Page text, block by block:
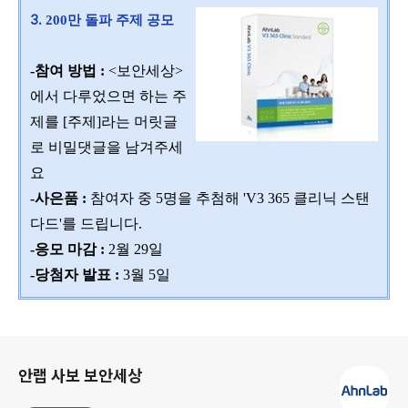
3. 200만 돌파 주제 공모
-참여 방법 : <보안세상>
에서 다루었으면 하는 주
제를 [주제]라는 머릿글
로 비밀댓글을 남겨주세
요
-사은품 : 참여자 중 5명을 추첨해 'V3 365 클리닉 스탠
다드'를 드립니다.
-응모 마감 : 2월 29일
-당첨자 발표 : 3월 5일
안랩 사보 보안세상